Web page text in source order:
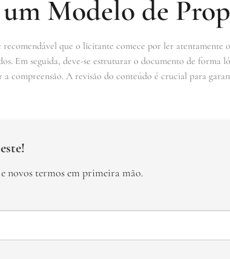
Modelo de
que o licitante comece por ler
Em seguida, deve-se estruturar o documento de forma
compreensão. A revisão do conteúdo é crucial para
novos termos em primeira mão.